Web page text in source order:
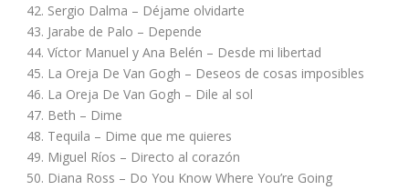
42. Sergio Dalma – Déjame olvidarte
43. Jarabe de Palo – Depende
44. Víctor Manuel y Ana Belén – Desde mi libertad
45. La Oreja De Van Gogh – Deseos de cosas imposibles
46. La Oreja De Van Gogh – Dile al sol
47. Beth – Dime
48. Tequila – Dime que me quieres
49. Miguel Ríos – Directo al corazón
50. Diana Ross – Do You Know Where You’re Going